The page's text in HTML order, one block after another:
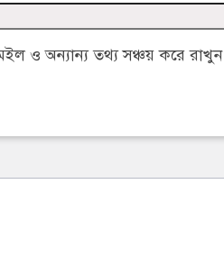
ও অন্যান্য তথ্য সঞ্চয় করে রাখুন